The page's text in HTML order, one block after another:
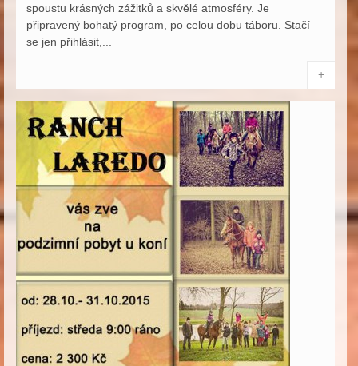
spoustu krásných zážitků a skvělé atmosféry. Je
připravený bohatý program, po celou dobu táboru. Stačí
se jen přihlásit,...
+